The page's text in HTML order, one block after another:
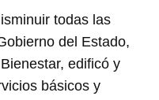
todas las
del Estado,
edificó y
básicos y